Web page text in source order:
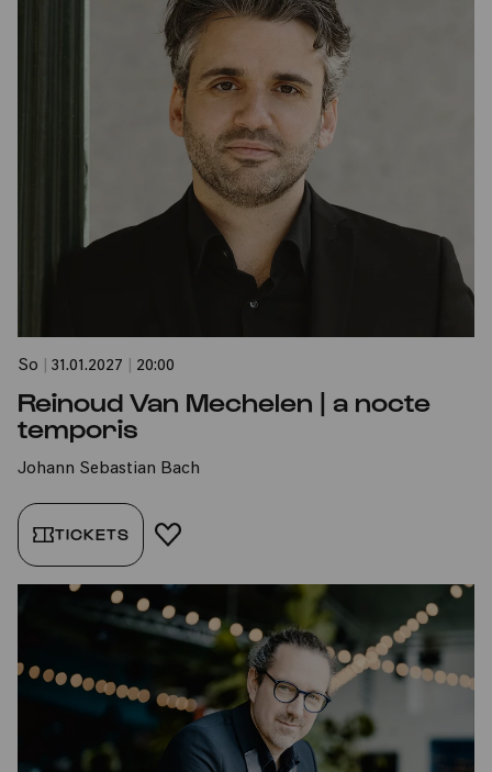
So 31.01.2027 20:00
Reinoud Van Mechelen | a nocte
temporis
Johann Sebastian Bach
TICKETS FAVORIT HINZUFÜGEN